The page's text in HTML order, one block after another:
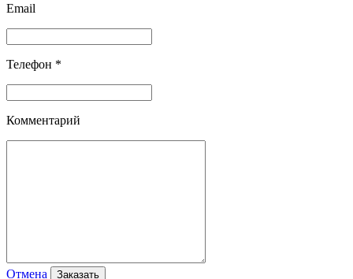
Email
Телефон *
Комментарий
Отмена